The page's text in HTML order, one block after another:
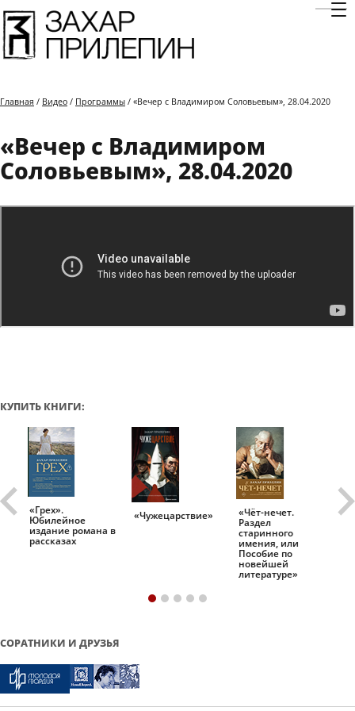
Главная / Видео / Программы / «Вечер с Владимиром Соловьевым», 28.04.2020
«Вечер с Владимиром
Соловьевым», 28.04.2020
КУПИТЬ КНИГИ:
«Грех».
Юбилейное
издание романа в
рассказах
«Чужецарствие» «Чёт-нечет.
Раздел
старинного
имения, или
Пособие по
новейшей
литературе»
СОРАТНИКИ И ДРУЗЬЯ